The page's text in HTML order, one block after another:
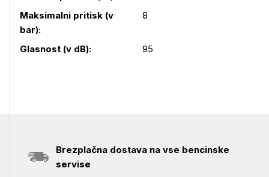
Podrobnosti izdelka
Maksimalni pritisk (v
bar):
8
Glasnost (v dB): 95
Brezplačna dostava na vse bencinske
servise